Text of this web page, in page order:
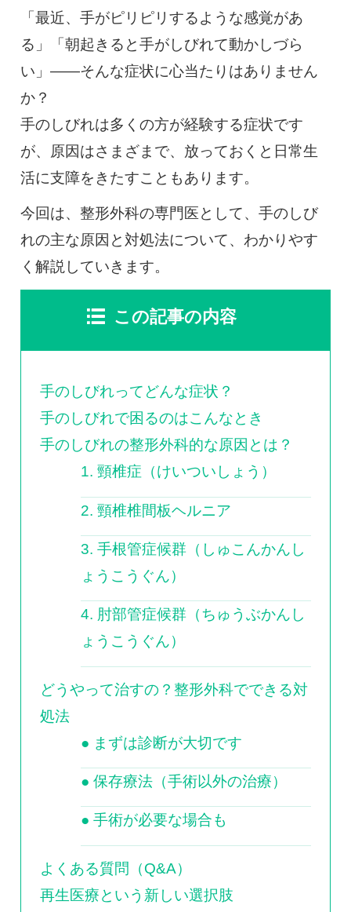
お知らせ 採用情報 コラム
予約フォーム
治療電話相談はこちら
0120-117-560
※上記電話番号をタップで電話が繋がります
電話受付時間：月〜金／9:00〜16:30（土日祝休）
「最近、手がピリピリするような感覚があ
る」「朝起きると手がしびれて動かしづら
い」――そんな症状に心当たりはありません
か？
手のしびれは多くの方が経験する症状です
が、原因はさまざまで、放っておくと日常生
活に支障をきたすこともあります。
今回は、整形外科の専門医として、手のしび
れの主な原因と対処法について、わかりやす
く解説していきます。
この記事の内容
手のしびれってどんな症状？
手のしびれで困るのはこんなとき
手のしびれの整形外科的な原因とは？
1. 頸椎症（けいついしょう）
2. 頸椎椎間板ヘルニア
3. 手根管症候群（しゅこんかんし
ょうこうぐん）
4. 肘部管症候群（ちゅうぶかんし
ょうこうぐん）
どうやって治すの？整形外科でできる対
処法
● まずは診断が大切です
● 保存療法（手術以外の治療）
● 手術が必要な場合も
よくある質問（Q&A）
再生医療という新しい選択肢